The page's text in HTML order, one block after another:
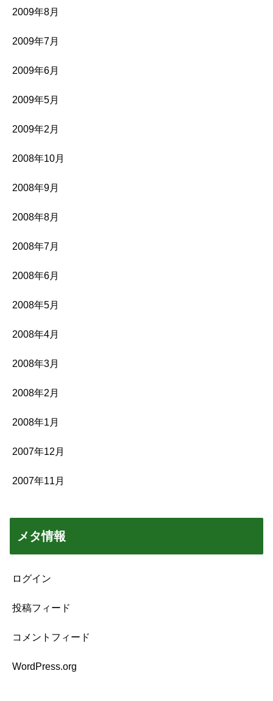
2009年8月
2009年7月
2009年6月
2009年5月
2009年2月
2008年10月
2008年9月
2008年8月
2008年7月
2008年6月
2008年5月
2008年4月
2008年3月
2008年2月
2008年1月
2007年12月
2007年11月
メタ情報
ログイン
投稿フィード
コメントフィード
WordPress.org